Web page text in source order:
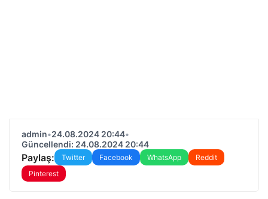
admin•24.08.2024 20:44•
Güncellendi: 24.08.2024 20:44
Paylaş: Twitter Facebook WhatsApp
Reddit
Pinterest